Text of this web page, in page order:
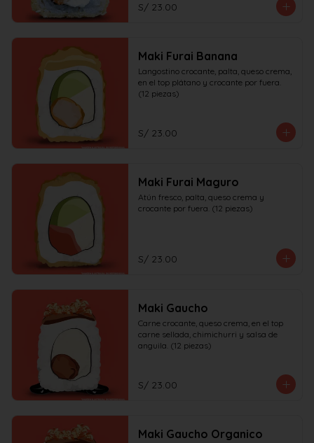
S/ 23.00
Maki Furai Banana
Langostino crocante, palta, queso crema,
en el top plátano y crocante por fuera.
(12 piezas)
S/ 23.00
Maki Furai Maguro
Atún fresco, palta, queso crema y
crocante por fuera. (12 piezas)
S/ 23.00
Maki Gaucho
Carne crocante, queso crema, en el top
carne sellada, chimichurri y salsa de
anguila. (12 piezas)
S/ 23.00
Maki Gaucho Organico